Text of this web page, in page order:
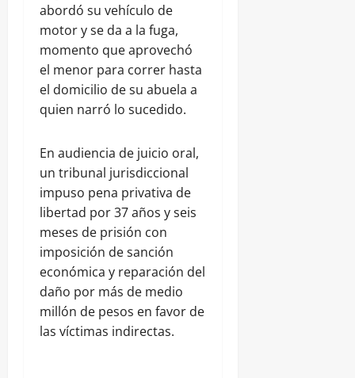
abordó su vehículo de
motor y se da a la fuga,
momento que aprovechó
el menor para correr hasta
el domicilio de su abuela a
quien narró lo sucedido.
En audiencia de juicio oral,
un tribunal jurisdiccional
impuso pena privativa de
libertad por 37 años y seis
meses de prisión con
imposición de sanción
económica y reparación del
daño por más de medio
millón de pesos en favor de
las víctimas indirectas.